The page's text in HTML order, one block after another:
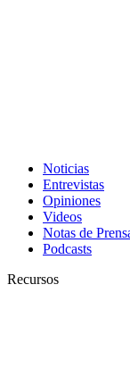
Noticias
Entrevistas
Opiniones
Videos
Notas de
Podcasts
Recursos